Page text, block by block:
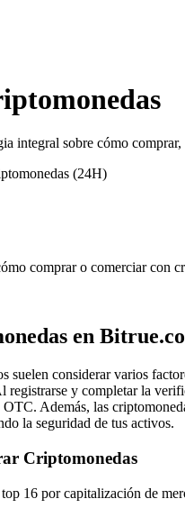
garantía
integral sobre cómo
(24H)
comprar o comerciar con
en
suelen considerar varios
y completar la
Además, las
la seguridad de tus activos.
Criptomonedas
16 por capitalización de